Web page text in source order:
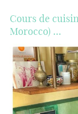
Cours de
Morocco) …